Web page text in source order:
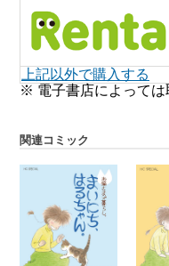
上記以外で購入する
※ 電子書店によっては
関連コミック